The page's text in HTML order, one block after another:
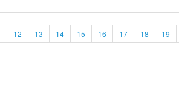
12 13 14 15 16 17 18 19